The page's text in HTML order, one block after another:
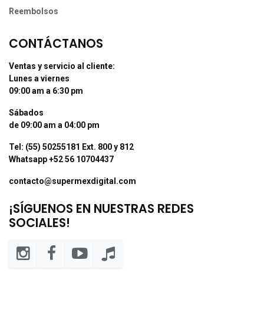
Reembolsos
CONTÁCTANOS
Ventas y servicio al cliente:
Lunes a viernes
09:00 am a 6:30 pm
Sábados
de 09:00 am a 04:00 pm
Tel: (55) 50255181 Ext. 800 y 812
Whatsapp +52 56 10704437
contacto@supermexdigital.com
¡SÍGUENOS EN NUESTRAS REDES
SOCIALES!